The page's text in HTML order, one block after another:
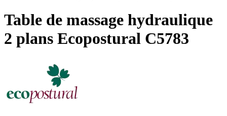
Table de massage hydraulique
2 plans Ecopostural C5783